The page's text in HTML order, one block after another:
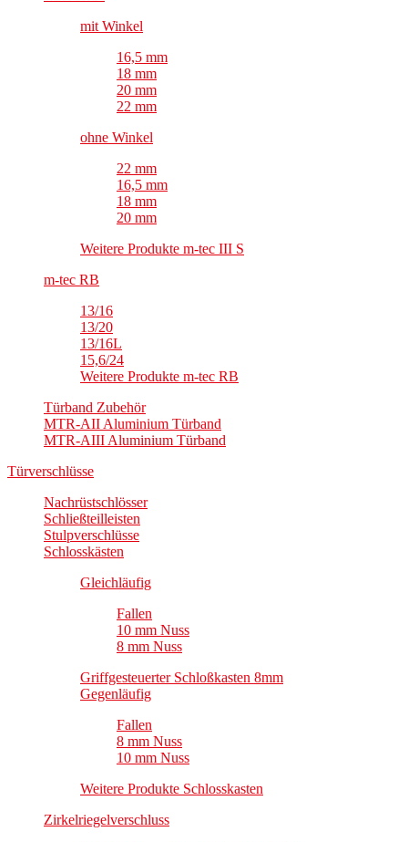
mit Winkel
16,5 mm
18 mm
20 mm
22 mm
ohne Winkel
22 mm
16,5 mm
18 mm
20 mm
Weitere Produkte m-tec III S
m-tec RB
13/16
13/20
13/16L
15,6/24
Weitere Produkte m-tec RB
Türband Zubehör
MTR-AII Aluminium Türband
MTR-AIII Aluminium Türband
Türverschlüsse
Nachrüstschlösser
Schließteilleisten
Stulpverschlüsse
Schlosskästen
Gleichläufig
Fallen
10 mm Nuss
8 mm Nuss
Griffgesteuerter Schloßkasten 8mm
Gegenläufig
Fallen
8 mm Nuss
10 mm Nuss
Weitere Produkte Schlosskasten
Zirkelriegelverschluss